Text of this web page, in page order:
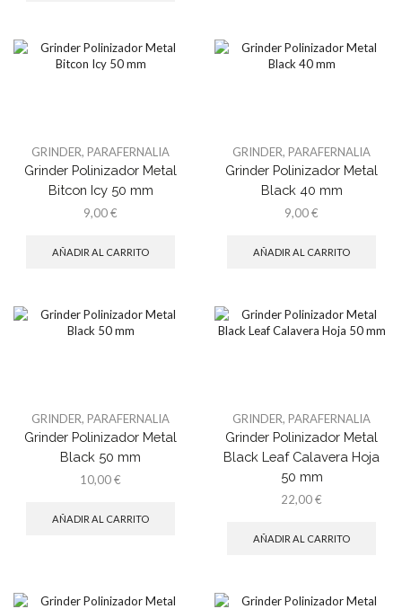
GRINDER, PARAFERNALIA
Grinder Polinizador Metal
Bitcon Icy 50 mm
9,00€
AÑADIR AL CARRITO
GRINDER, PARAFERNALIA
Grinder Polinizador Metal
Black 40 mm
9,00€
AÑADIR AL CARRITO
GRINDER, PARAFERNALIA
Grinder Polinizador Metal
Black 50 mm
10,00€
AÑADIR AL CARRITO
GRINDER, PARAFERNALIA
Grinder Polinizador Metal
Black Leaf Calavera Hoja
50 mm
22,00€
AÑADIR AL CARRITO